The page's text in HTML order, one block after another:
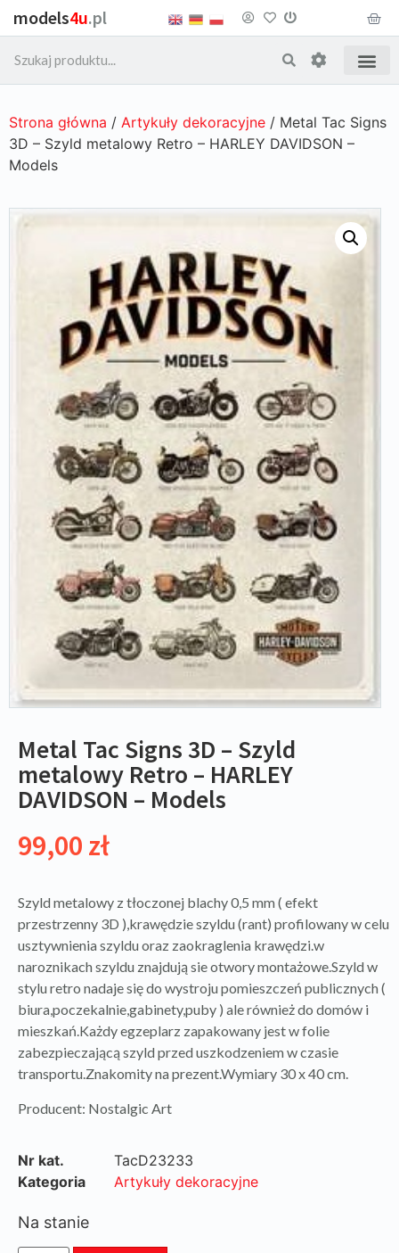
models4u.pl
Strona główna / Artykuły dekoracyjne / Metal Tac Signs
3D – Szyld metalowy Retro – HARLEY DAVIDSON –
Models
Metal Tac Signs 3D – Szyld
metalowy Retro – HARLEY
DAVIDSON – Models
99,00 zł
Szyld metalowy z tłoczonej blachy 0,5 mm ( efekt
przestrzenny 3D ),krawędzie szyldu (rant) profilowany w celu
usztywnienia szyldu oraz zaokraglenia krawędzi.w
naroznikach szyldu znajdują sie otwory montażowe.Szyld w
stylu retro nadaje się do wystroju pomieszczeń publicznych (
biura,poczekalnie,gabinety,puby ) ale również do domów i
mieszkań.Każdy egzeplarz zapakowany jest w folie
zabezpieczającą szyld przed uszkodzeniem w czasie
transportu.Znakomity na prezent.Wymiary 30 x 40 cm.
Producent: Nostalgic Art
Nr kat.
TacD23233
Kategoria
Artykuły dekoracyjne
Na stanie